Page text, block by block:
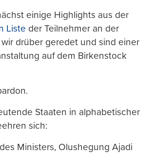
einige Highlights aus der
Liste der Teilnehmer an der
wir drüber geredet und sind einer
auf dem Birkenstock
Staaten in alphabetischer
sich:
Ministers, Olushegung Ajadi